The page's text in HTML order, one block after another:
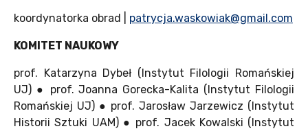
koordynatorka obrad | patrycja.waskowiak@gmail.com
KOMITET NAUKOWY
prof. Katarzyna Dybeł (Instytut Filologii Romańskiej
UJ) ● prof. Joanna Gorecka-Kalita (Instytut Filologii
Romańskiej UJ) ● prof. Jarosław Jarzewicz (Instytut
Historii Sztuki UAM) ● prof. Jacek Kowalski (Instytut